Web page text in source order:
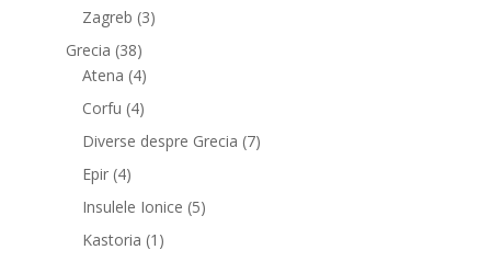
Zagreb (3)
Grecia (38)
Atena (4)
Corfu (4)
Diverse despre Grecia (7)
Epir(4)
Insulele Ionice (5)
Kastoria (1)